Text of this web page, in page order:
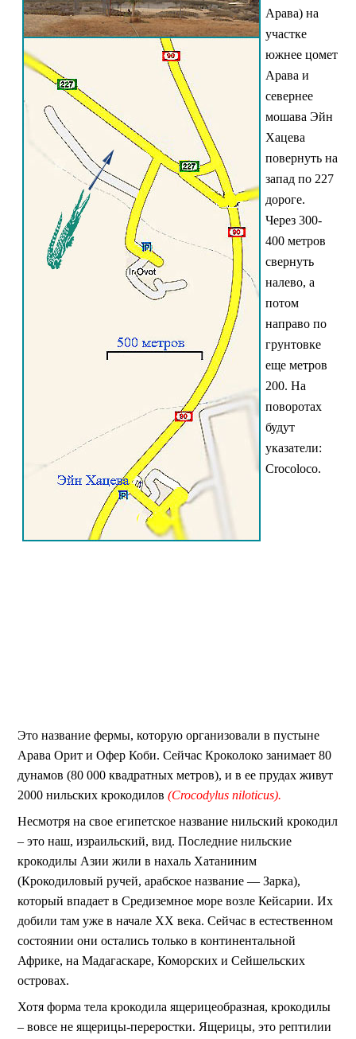
Арава) на
участке
южнее цомет
Арава и
севернее
мошава Эйн
Хацева
повернуть на
запад по 227
дороге.
Через 300-
400 метров
свернуть
налево, а
потом
направо по
грунтовке
еще метров
200. На
поворотах
будут
указатели:
Crocoloco.
Это название фермы, которую организовали в пустыне
Арава Орит и Офер Коби. Сейчас Кроколоко занимает 80
дунамов (80 000 квадратных метров), и в ее прудах живут
2000 нильских крокодилов(Crocodylus niloticus).
Несмотря на свое египетское название нильский крокодил
– это наш, израильский, вид. Последние нильские
крокодилы Азии жили в нахаль Хатаниним
(Крокодиловый ручей, арабское название — Зарка),
который впадает в Средиземное море возле Кейсарии. Их
добили там уже в начале ХХ века. Сейчас в естественном
состоянии они остались только в континентальной
Африке, на Мадагаскаре, Коморских и Сейшельских
островах.
Хотя форма тела крокодила ящерицеобразная, крокодилы
– вовсе не ящерицы-переростки. Ящерицы, это рептилии